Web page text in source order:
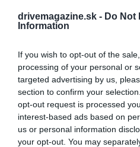
drivemagazine.sk - Do Not
Information
If you wish to opt-out of the
processing of your personal or
targeted advertising by us,
section to confirm your
opt-out request is processed
interest-based ads based on
us or personal information
your opt-out. You may
Foto: Drive Magazine Slovensko
PLÁŽE IPANEMA A
Ikonická pláž Ipanema, kde